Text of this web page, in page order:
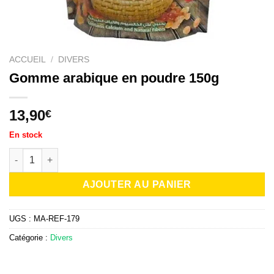
ACCUEIL / DIVERS
Gomme arabique en poudre 150g
13,90€
En stock
quantité de Gomme arabique en poudre 150g
AJOUTER AU PANIER
UGS : MA-REF-179
Catégorie : Divers